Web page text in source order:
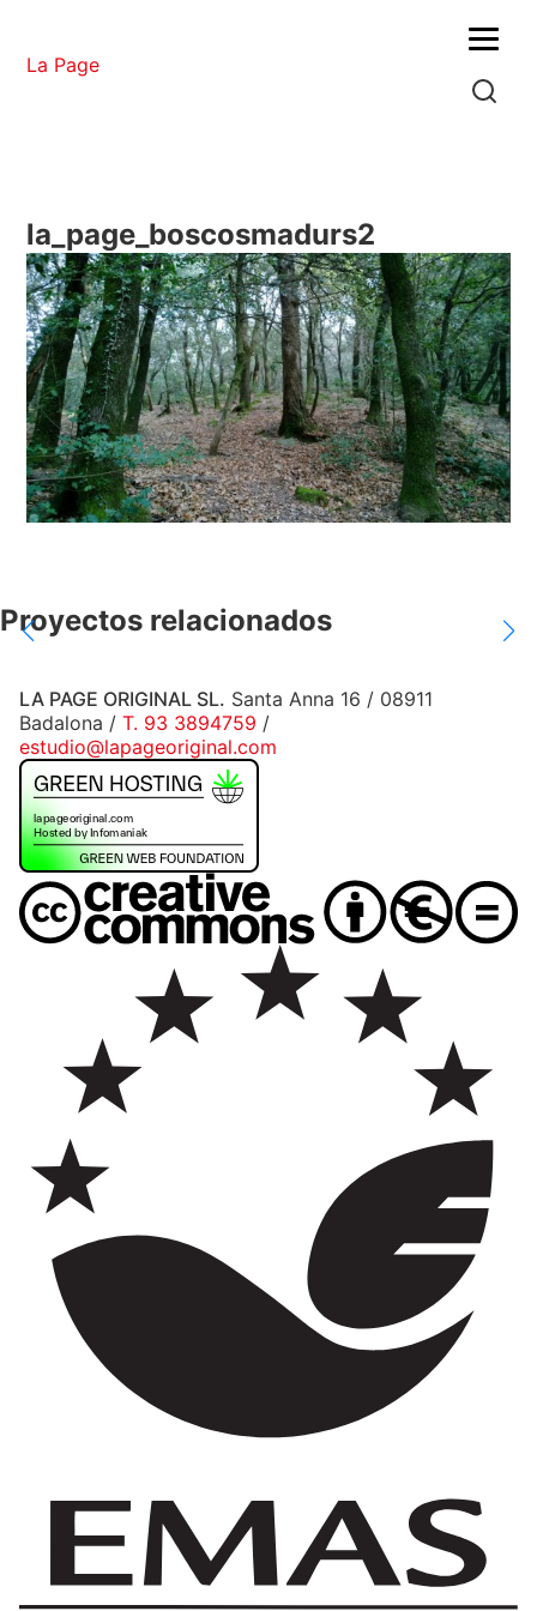
La Page
Menu
la_page_boscosmadurs2
Proyectos relacionados
LA PAGE ORIGINAL SL. Santa Anna 16 / 08911
Badalona / T. 93 3894759 /
estudio@lapageoriginal.com